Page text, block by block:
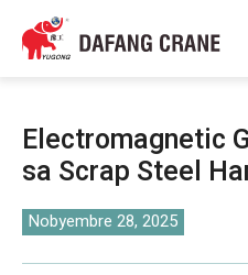
Electromagnetic
sa Scrap Steel
Nobyembre 28, 2025
हिन्दी
Bahasa Indonesia
简体中文
বাংলা
فارسی
اردو